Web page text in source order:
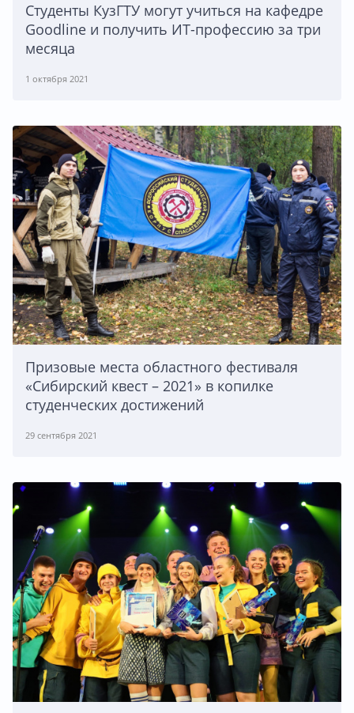
Студенты КузГТУ могут учиться на кафедре
Goodline и получить ИТ-профессию за три
месяца
1 октября 2021
Призовые места областного фестиваля
«Сибирский квест – 2021» в копилке
студенческих достижений
29 сентября 2021